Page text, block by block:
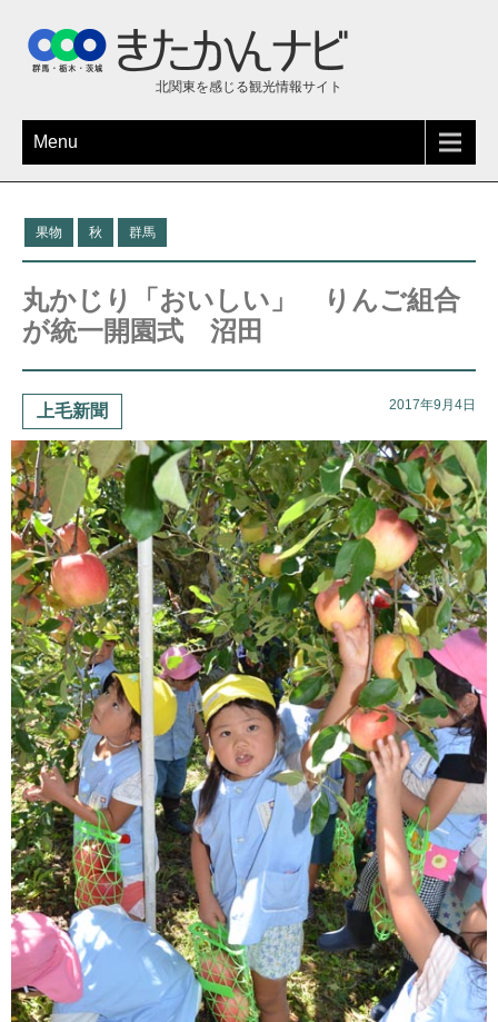
北関東を感じる観光情報サイト
Menu
果物 秋 群馬
丸かじり「おいしい」 りんご組合
が統一開園式 沼田
上毛新聞 2017年9月4日